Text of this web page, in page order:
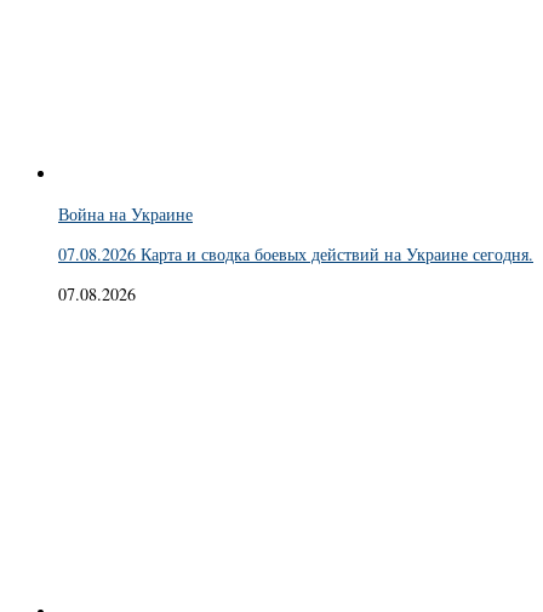
Война на Украине
07.08.2026 Карта и сводка боевых действий на Украине сегодня.
07.08.2026